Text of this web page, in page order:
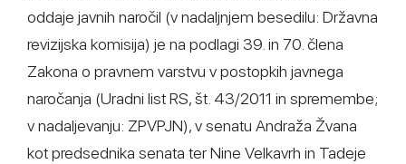
oddaje javnih naročil (v nadaljnjem besedilu: Državna
revizijska komisija) je na podlagi 39. in 70. člena
Zakona o pravnem varstvu v postopkih javnega
naročanja (Uradni list RS, št. 43/2011 in spremembe;
v nadaljevanju: ZPVPJN), v senatu Andraža Žvana
kot predsednika senata ter Nine Velkavrh in Tadeje